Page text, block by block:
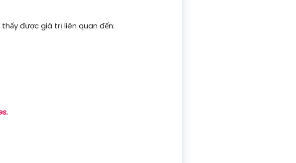
được giá trị liên quan đến: